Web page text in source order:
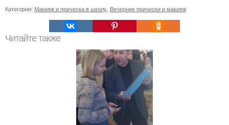
Категории: Макияж и прическа в школу Вечерние прически и макияж
Читайте также